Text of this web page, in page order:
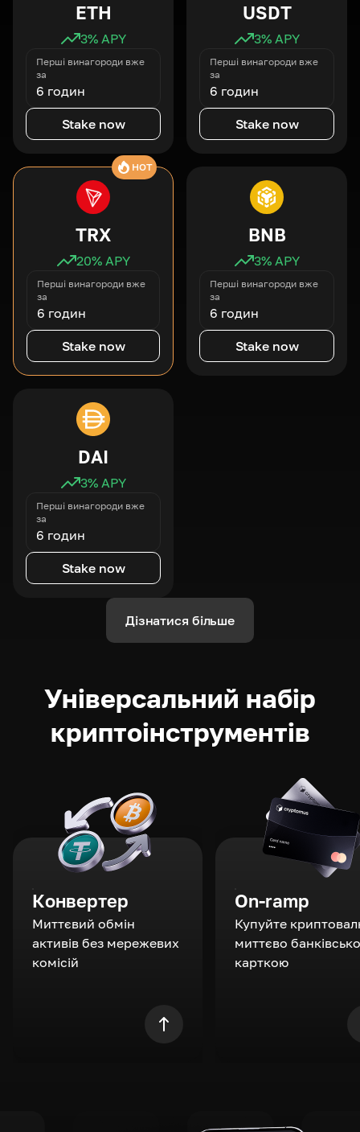
ETH
3% APY
Перші винагороди вже
за
6 годин
Stake now
USDT
3% APY
Перші винагороди вже
за
6 годин
Stake now
HOT
TRX
20% APY
Перші винагороди вже
за
6 годин
Stake now
BNB
3% APY
Перші винагороди вже
за
6 годин
Stake now
DAI
3% APY
Перші винагороди вже
за
6 годин
Stake now
Дізнатися більше
Універсальний набір
криптоінструментів
Конвертер
Миттєвий обмін
активів без мережевих
комісій
On-ramp
Купуйте
миттєво
карткою